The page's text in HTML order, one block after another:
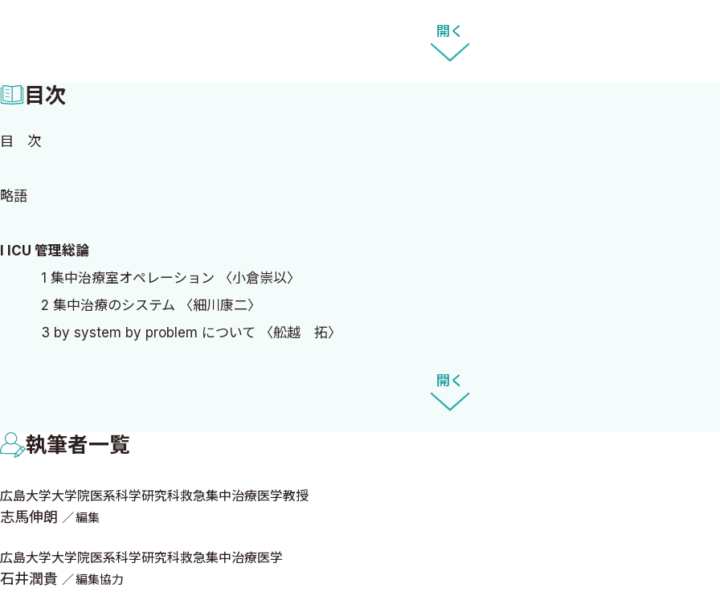
一方で，制作工程の多少の遅延や，それに関連する記事の陳腐化もあった．そして残念ながら，COVID-19に関する
いない．しかし一方，実際にCOVID-19の診療を踏まえて改めて感じることは，集中治療は変わらない，ということだ
COVID-19であれ他の感染症であれなんであれ，感染対策，呼吸管理，循環管理など基本的なものを漏らさず確実に
能な限りのエビデンスや最新情報を元にまとめてある．カンファレンスの最中に分からないことがあれば，スマホで
一方で，初版にありがちな，“こなれていない感”，が残っている．読者からのフィードバックや著者自身の振りかえ
良い第2版につなげられることを願っている．
2021年3月 春光の河畔にてカワセミの姿を追いながら
開く
目次
目 次
略語
I ICU 管理総論
1 集中治療室オペレーション 〈小倉崇以〉
2 集中治療のシステム 〈細川康二〉
3 by system by problem について 〈舩越 拓〉
7 申し送り 〈牧野 淳〉
9 Rapid Response System（RRS） 〈安宅一晃〉
II 緩和ケア，終末期，医療倫理
1 疼痛・緩和ケア 〈天谷文昌〉
開く
執筆者一覧
広島大学大学院医系科学研究科救急集中治療医学教授
志馬伸朗 編集
広島大学大学院医系科学研究科救急集中治療医学
石井潤貴 編集協力